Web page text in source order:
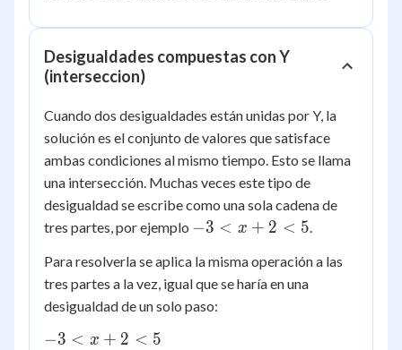
Desigualdades compuestas con Y
(interseccion)
Cuando dos desigualdades están unidas por Y, la
solución es el conjunto de valores que satisface
ambas condiciones al mismo tiempo. Esto se llama
una intersección. Muchas veces este tipo de
desigualdad se escribe como una sola cadena de
tres partes, por ejemplo -3
x
+
2
−3 < x + 2 < 5.
Para resolverla se aplica la misma operación a las
tres partes a la vez, igual que se haría en una
desigualdad de un solo paso:
-3
−3 < x + 2 < 5